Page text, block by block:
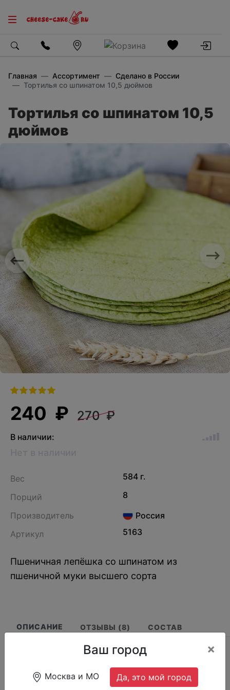
Ваш город ×
Москва и МО Да, это мой город
Главная Ассортимент
Сделано в России
Тортилья со шпинатом 10,5 дюймов
Тортилья со шпинатом 10,5
дюймов
Previous Next
240 ₽ 270 ₽
В наличии:
Вес
584 г.
Порций
8
Производитель
Россия
Артикул
5163
Пшеничная лепёшка со шпинатом из
пшеничной муки высшего сорта
ОПИСАНИЕ ОТЗЫВЫ (8) СОСТАВ
Страна производства: Россия
Срок годности: 90 суток с даты производства
при температуре минус 18°С.